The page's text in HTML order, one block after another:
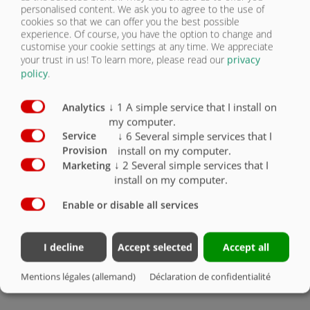
2300 mm de haut, avec grille surélevée
Paroi arrière et parois latérales 2300 mm de haut, avec
grille surélevée
O
Parois latérales laquées à l’extérieur
Pince à grume pour pommes de terre
Support de flexible à l’avant
Dispositif de surélévation de paroi à réglage
mécanique
X
Dispositif de surélévation de paroi à réglage
hydraulique
Régulation de la pression de pressage O
Fond oscillant hydraulique 2 500 mm pour ASW
matériau lourd
X
personalised content. We ask you to agree to the use of
cookies so that we can offer you the best possible
experience. Of course, you have the option to change and
customise your cookie settings at any time. We appreciate
your trust in us! To learn more, please read our privacy
policy.
Analytics ↓ 1 A simple service that I install on
my computer.
Service
Provision
↓ 6 Several simple services that I
install on my computer.
Marketing ↓ 2 Several simple services that I
install on my computer.
Enable or disable all services
I decline Accept selected Accept all
Mentions légales (allemand) Déclaration de confidentialité